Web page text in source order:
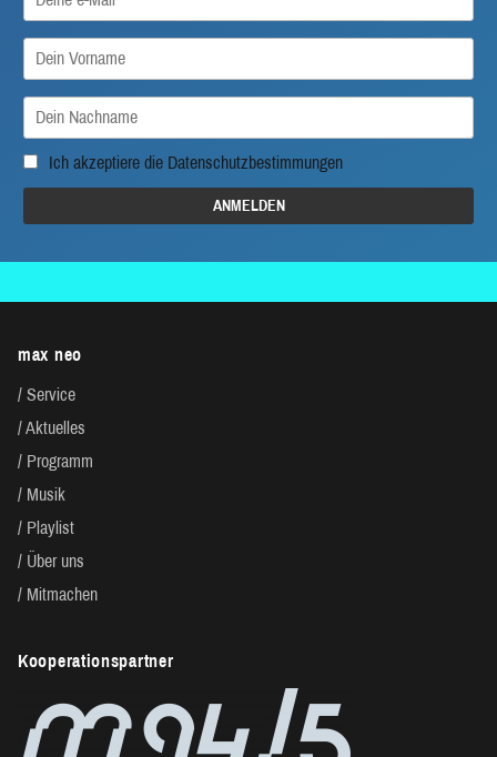
Ich akzeptiere die Datenschutzbestimmungen
max neo
Service
Aktuelles
Programm
Musik
Playlist
Über uns
Mitmachen
Kooperationspartner